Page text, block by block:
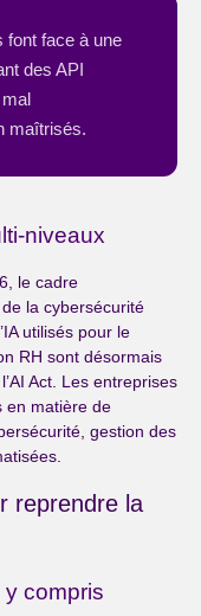
font face à une
des API
maîtrisés.
niveaux
le cadre
la cybersécurité
utilisés pour le
RH sont désormais
Act. Les entreprises
en matière de
gestion des
reprendre la
y compris